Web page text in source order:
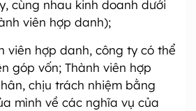
cùng nhau kinh doanh dưới
viên hợp danh);
viên hợp danh, công ty có thể
góp vốn; Thành viên hợp
chịu trách nhiệm bằng
mình về các nghĩa vụ của